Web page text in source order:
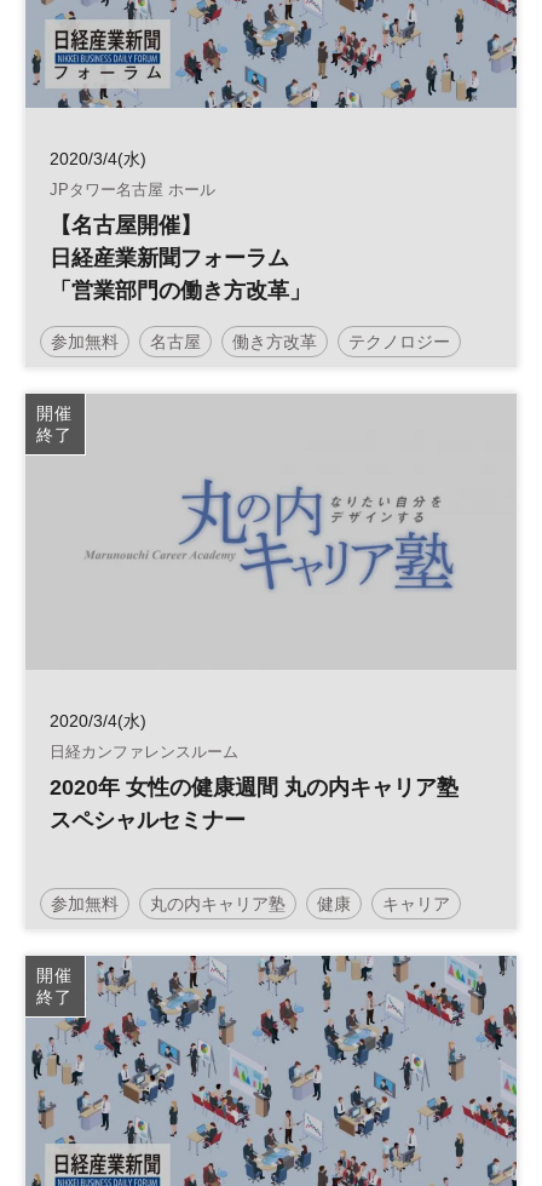
2020/3/4(水)
JPタワー名古屋 ホール
【名古屋開催】
日経産業新聞フォーラム
「営業部門の働き方改革」
参加無料 名古屋 働き方改革 テクノロジー
生産性向上 営業
日経産業新聞フォーラム
開催
終了
2020/3/4(水)
日経カンファレンスルーム
2020年 女性の健康週間 丸の内キャリア塾
スペシャルセミナー
参加無料 丸の内キャリア塾 健康 キャリア
女性の健康週間 女性
平日夜開催
開催
終了